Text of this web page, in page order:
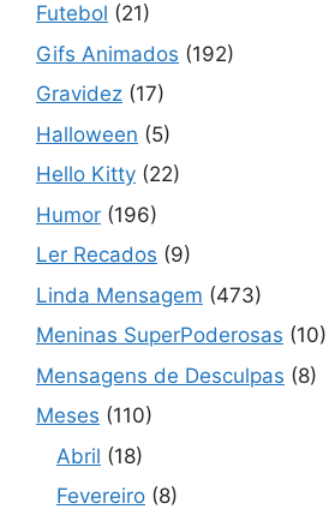
Futebol (21)
Gifs Animados (192)
Gravidez (17)
Halloween (5)
Hello Kitty (22)
Humor (196)
Ler Recados (9)
Linda Mensagem (473)
Meninas SuperPoderosas (10)
Mensagens de Desculpas (8)
Meses (110)
Abril (18)
Fevereiro (8)